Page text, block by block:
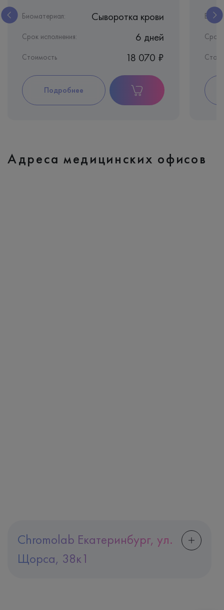
Биоматериал: Сыворотка крови
Срок исполнения: 6 дней
Стоимость 18 070 ₽
Подробнее
Срок
Chromolab Екатеринбург, ул.
Щорса, 38к1
Адреса медицинских офисов